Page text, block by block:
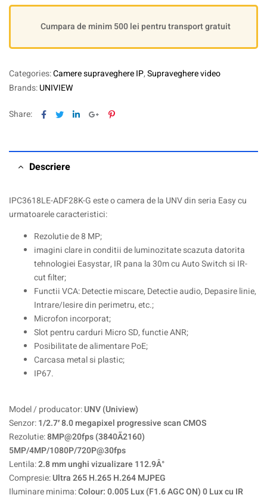
Cumpara de minim 500 lei pentru transport gratuit
Categories:Camere supraveghere IP,Supraveghere video
Brands:UNIVIEW
Share: Facebook
TwitterLinkedinGoogle+Pinterest
Descriere
IPC3618LE-ADF28K-G este o camera de la UNV din seria Easy cu
urmatoarele caracteristici:
Rezolutie de 8 MP;
imagini clare in conditii de luminozitate scazuta datorita
tehnologiei Easystar, IR pana la 30m cu Auto Switch si IR-
cut filter;
Functii VCA: Detectie miscare, Detectie audio, Depasire linie,
Intrare/Iesire din perimetru, etc.;
Microfon incorporat;
Slot pentru carduri Micro SD, functie ANR;
Posibilitate de alimentare PoE;
Carcasa metal si plastic;
IP67.
Model / producator:UNV (Uniview)
Senzor:1/2.7′ 8.0 megapixel progressive scan CMOS
Rezolutie:8MP@20fps (3840Ã2160)
5MP/4MP/1080P/720P@30fps
Lentila:2.8 mm unghi vizualizare 112.9Â°
Compresie:Ultra 265 H.265 H.264 MJPEG
Iluminare minima:Colour: 0.005 Lux (F1.6 AGC ON) 0 Lux cu IR